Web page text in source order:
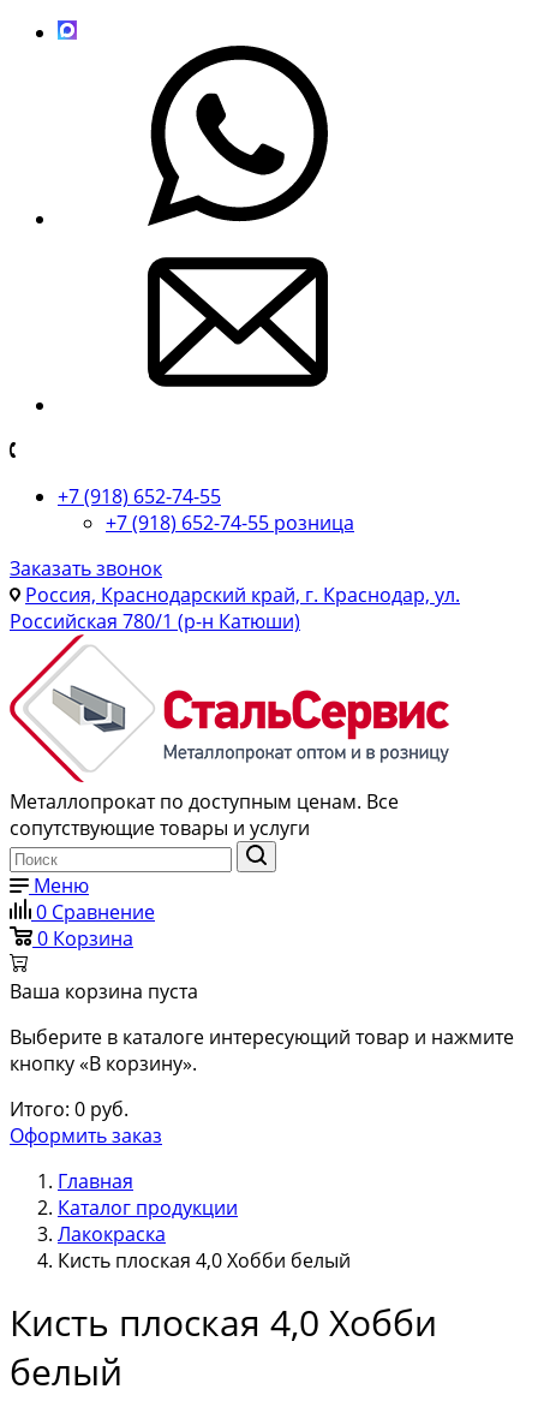
+7 (918) 652-74-55
+7 (918) 652-74-55 розница
Заказать звонок
Россия, Краснодарский край, г. Краснодар, ул.
Российская 780/1 (р-н Катюши)
Металлопрокат по доступным ценам. Все
сопутствующие товары и услуги
Меню
0 Сравнение
0 Корзина
Ваша корзина пуста
Выберите в каталоге интересующий товар и нажмите
кнопку «В корзину».
Итого: 0 руб.
Оформить заказ
Главная
Каталог продукции
Лакокраска
Кисть плоская 4,0 Хобби белый
Кисть плоская 4,0 Хобби
белый